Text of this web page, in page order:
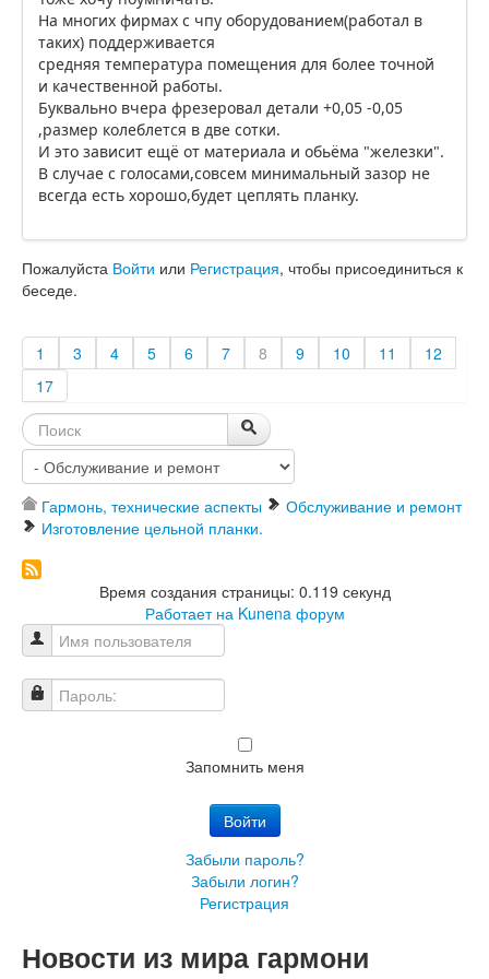
На многих фирмах с чпу оборудованием(работал в
таких) поддерживается
средняя температура помещения для более точной
и качественной работы.
Буквально вчера фрезеровал детали +0,05 -0,05
,размер колеблется в две сотки.
И это зависит ещё от материала и обьёма "железки".
В случае с голосами,совсем минимальный зазор не
всегда есть хорошо,будет цеплять планку.
Пожалуйста Войти или Регистрация, чтобы присоединиться к
беседе.
1 3 4 5 6 7 8 9 10 11
12
17
Гармонь, технические аспекты
Обслуживание и ремонт
Изготовление цельной планки.
Время создания страницы: 0.119 секунд
Работает на Kunena форум
Имя пользователя
Пароль:
Запомнить меня
Войти
Забыли пароль?
Забыли логин?
Регистрация
Новости из мира гармони